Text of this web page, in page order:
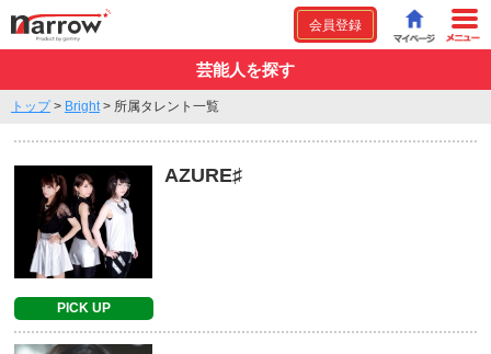
会員登録
芸能人を探す
トップ> Bright> 所属タレント一覧
PICK UP
AZURE♯